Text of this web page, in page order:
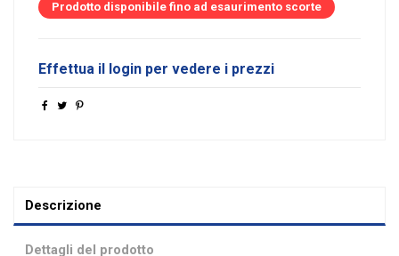
Prodotto disponibile fino ad esaurimento scorte
Effettua il login per vedere i prezzi
Descrizione
Dettagli del prodotto